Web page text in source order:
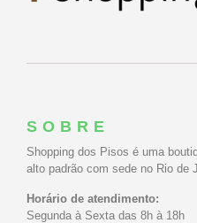
SOBRE
Shopping dos Pisos é uma
alto padrão com sede no Rio de
Horário de atendimento:
Segunda à Sexta das 8h à 18h